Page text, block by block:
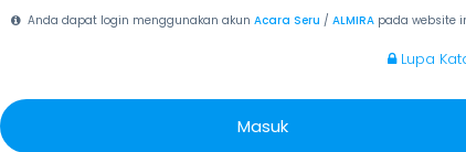
Anda dapat login menggunakan akunAcara Seru /ALMIRA pada website
Lupa
Masuk